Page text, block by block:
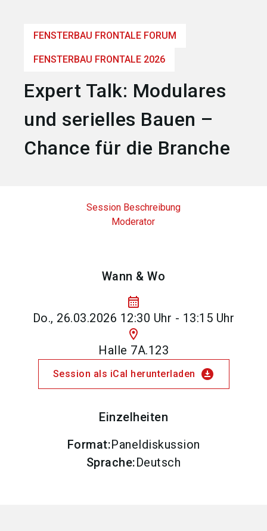
FENSTERBAU FRONTALE FORUM
FENSTERBAU FRONTALE 2026
Expert Talk: Modulares
und serielles Bauen –
Chance für die Branche
Session Beschreibung
Moderator
Wann & Wo
calendar_month
Do., 26.03.2026 12:30 Uhr - 13:15 Uhr
location_on
Halle 7A.123
Session als iCal herunterladen download_for_offline
Einzelheiten
Format:Paneldiskussion
Sprache:Deutsch